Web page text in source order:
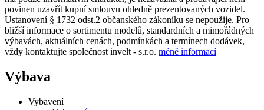
povinen uzavřít kupní smlouvu ohledně prezentovaných vozidel.
Ustanovení § 1732 odst.2 občanského zákoníku se nepoužije. Pro
bližší informace o sortimentu modelů, standardních a mimořádných
výbavách, aktuálních cenách, podmínkách a termínech dodávek,
vždy kontaktujte společnost invelt - s.r.o. méně informací
Výbava
Vybavení